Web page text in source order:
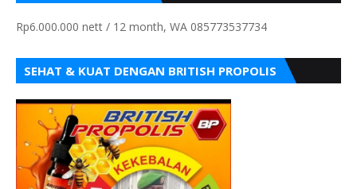
Rp6.000.000 nett / 12 month, WA 085773537734
SEHAT & KUAT DENGAN BRITISH PROPOLIS